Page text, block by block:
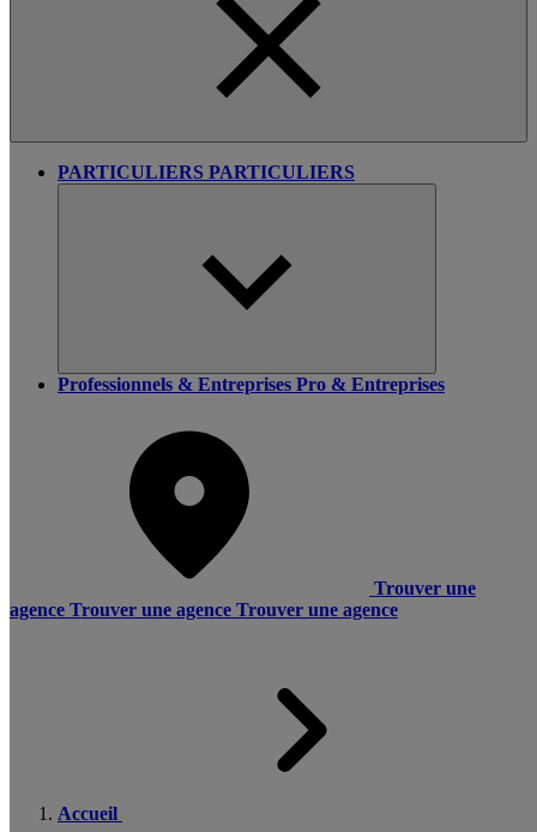
PARTICULIERS PARTICULIERS
Professionnels & Entreprises Pro & Entreprises
Trouver une
agence Trouver une agence Trouver une agence
Accueil